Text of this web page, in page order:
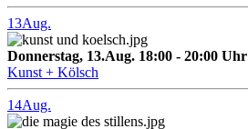
13Aug.
Donnerstag, 13.Aug. 18:00 - 20:00 Uhr
Kunst + Kölsch
14Aug.